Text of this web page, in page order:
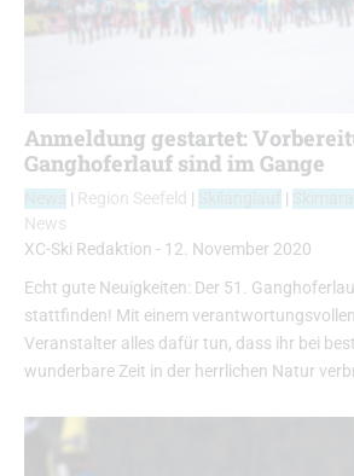
Anmeldung gestartet:
Ganghoferlauf sind im Gange
| Region Seefeld | |
News
XC-Ski Redaktion - 12. November 2020
Echt gute Neuigkeiten: Der 51.
stattfinden! Mit einem
Veranstalter alles dafür tun, dass ihr bei
wunderbare Zeit in der herrlichen Natur